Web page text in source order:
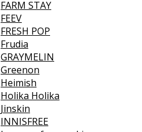
FARM STAY
FEEV
FRESH POP
Frudia
GRAYMELIN
Greenon
Heimish
Holika Holika
Jinskin
INNISFREE